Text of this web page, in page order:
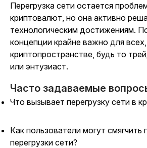
Перегрузка сети остается
криптовалют, но она активно
технологическим достижениям.
концепции крайне важно для
криптопространстве, будь то
или энтузиаст.
Часто задаваемые
Что вызывает перегрузку сети в
Как пользователи могут смягчить
перегрузки сети?